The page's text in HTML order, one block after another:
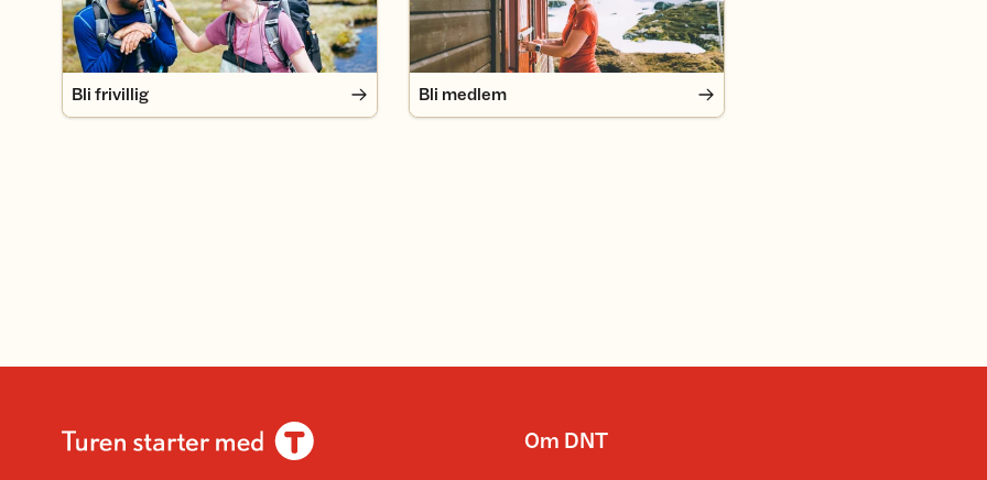
Bli frivillig Bli medlem
Om DNT